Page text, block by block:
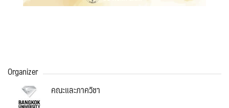
Organizer
คณะและภาควิชา